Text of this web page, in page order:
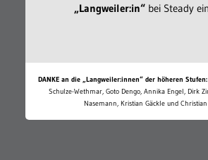
„Langweiler:in“bei Steady
DANKE an die „Langweiler:innen“ der höheren Stufen:
Schulze-Wethmar, Goto Dengo, Annika Engel, Dirk
Nasemann, Kristian Gäckle und